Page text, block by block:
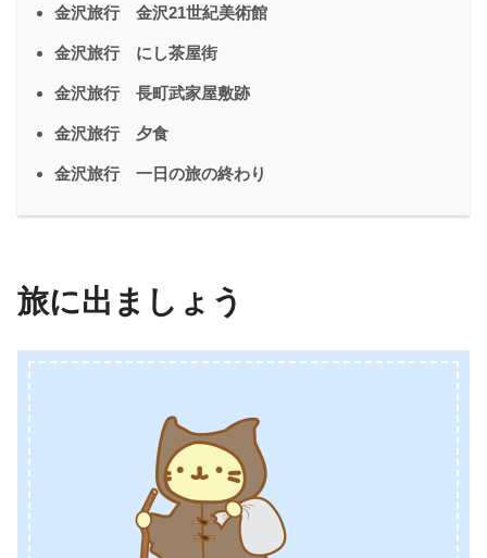
金沢旅行 金沢21世紀美術館
金沢旅行 にし茶屋街
金沢旅行 長町武家屋敷跡
金沢旅行 夕食
金沢旅行 一日の旅の終わり
旅に出ましょう